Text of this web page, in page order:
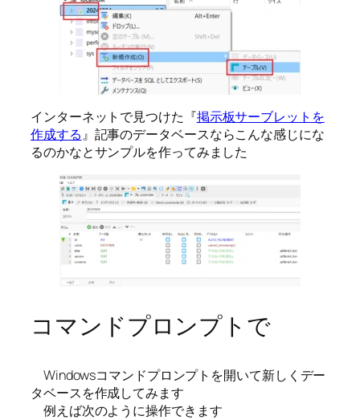
インターネットで見つけた『掲示板サーブレットを
作成する』記事のデータベースならこんな感じにな
るのかなとサンプルを作ってみました
コマンドプロンプトで
Windowsコマンドプロンプトを開いて新しくデー
タベースを作成してみます
例えば次のように操作できます